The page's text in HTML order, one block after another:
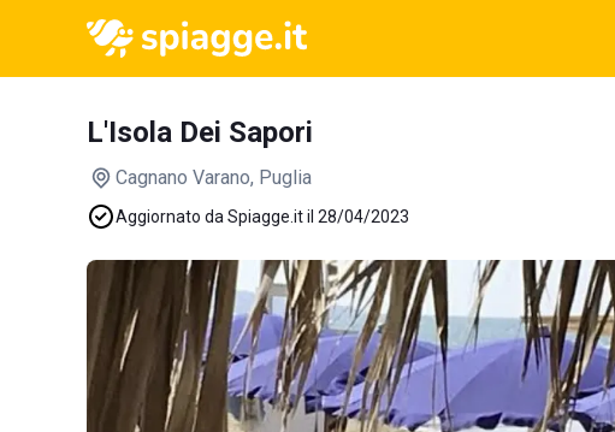
L'Isola Dei Sapori
Cagnano Varano, Puglia
Aggiornato da Spiagge.it il 28/04/2023